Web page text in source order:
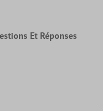
Et Réponses